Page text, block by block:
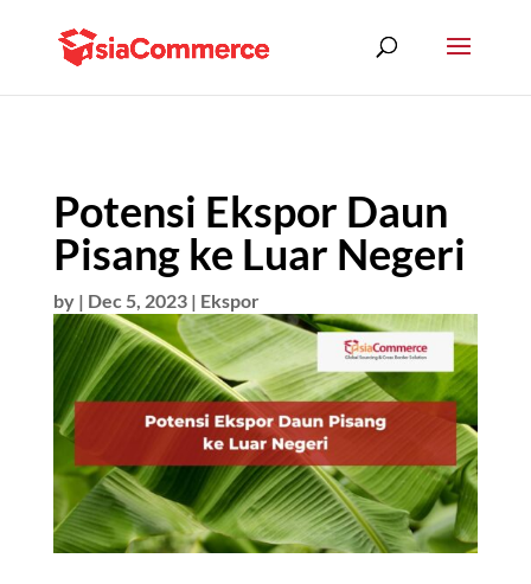
Potensi Ekspor Daun
Pisang ke Luar Negeri
by | Dec 5, 2023| Ekspor